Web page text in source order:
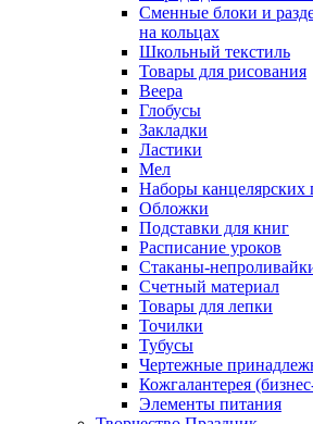
Сменные блоки и
на кольцах
Школьный текстиль
Товары для рисования
Веера
Глобусы
Закладки
Ластики
Мел
Наборы канцелярских
Обложки
Подставки для книг
Расписание уроков
Стаканы-
Счетный материал
Товары для лепки
Точилки
Тубусы
Чертежные
Кожгалантерея
Элементы питания